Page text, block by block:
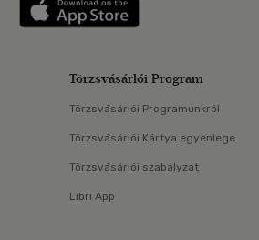
Törzsvásárlói Program
Törzsvásárlói Programunkról
Törzsvásárlói Kártya egyenlege
Törzsvásárlói szabályzat
Libri App